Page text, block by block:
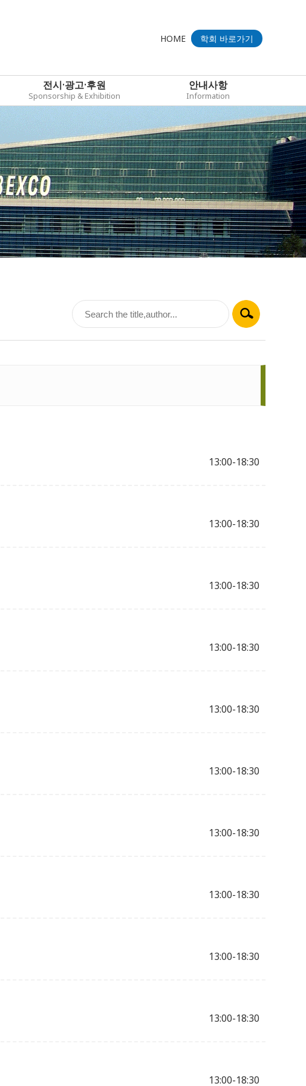
HOME 학회 바로가기
전시·광고·후원
Sponsorship & Exhibition
안내사항
Information
13:00-18:30
13:00-18:30
13:00-18:30
13:00-18:30
13:00-18:30
13:00-18:30
13:00-18:30
13:00-18:30
13:00-18:30
13:00-18:30
13:00-18:30